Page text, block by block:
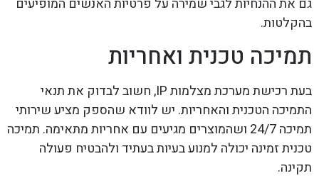
גם את ההנחיות לגבי שמירה על פרטיות האנשים המופיעים
בהקלטות.
תמיכה טכנית ואחריות
בעת רכישת מערכת מצלמות IP, חשוב לבדוק את תנאי
התמיכה הטכנית והאחריות. יש לוודא שהספק מציע שירותי
תמיכה 24/7 ושהמוצרים מגיעים עם אחריות מתאימה. תמיכה
טכנית זמינה יכולה למנוע בעיות בעתיד ולהבטיח פעולה
תקינה.